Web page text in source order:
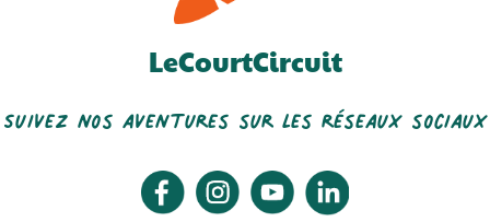
LeCourtCircuit
Suivez nos aventures sur les réseaux sociaux